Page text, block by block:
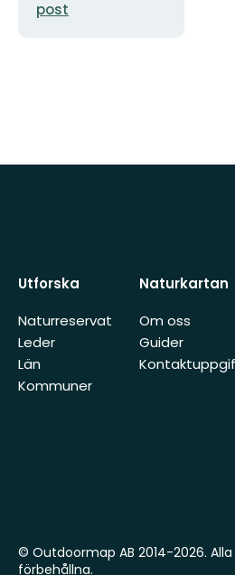
post
Utforska
Naturreservat
Leder
Län
Kommuner
Naturkartan
Om oss
Guider
© Outdoormap AB 2014-2026.
förbehållna.